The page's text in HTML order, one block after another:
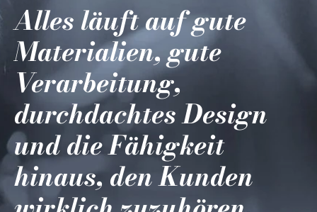
Alles läuft auf gute
Materialien, gute
Verarbeitung,
durchdachtes Design
und die Fähigkeit
hinaus, den Kunden